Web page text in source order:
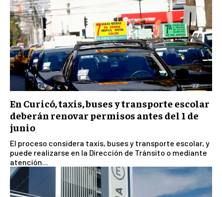
En Curicó, taxis, buses y transporte escolar
deberán renovar permisos antes del 1 de
junio
El proceso considera taxis, buses y transporte escolar, y
puede realizarse en la Dirección de Tránsito o mediante
atención...